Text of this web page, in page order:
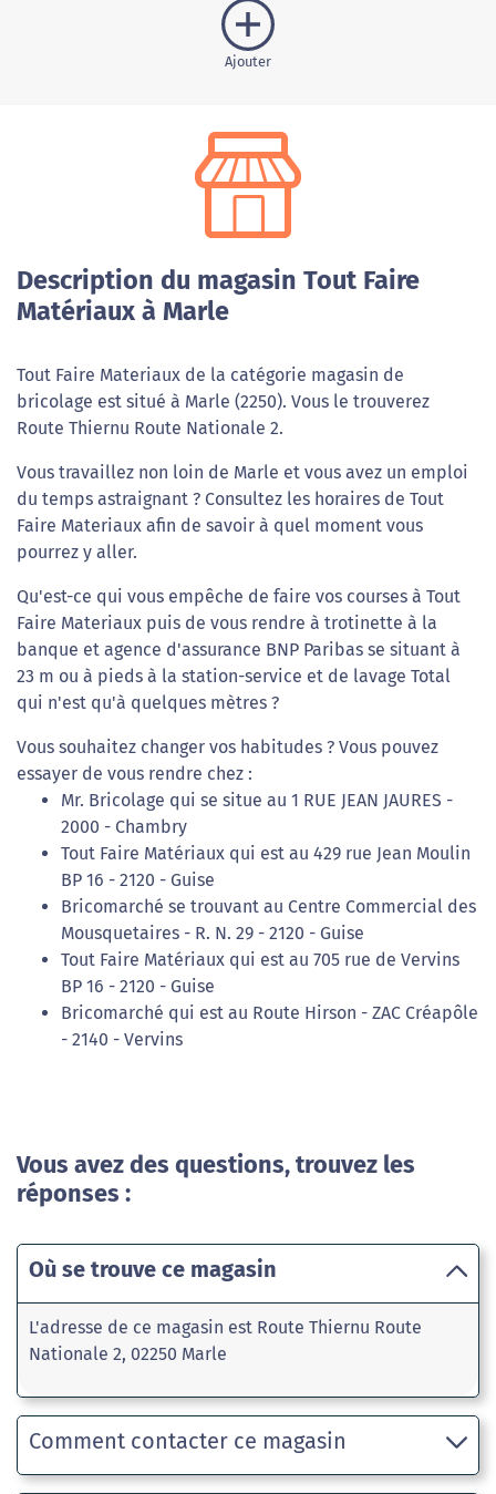
Ajouter
Description du magasin Tout Faire
Matériaux à Marle
Tout Faire Materiaux de la catégorie magasin de
bricolage est situé à Marle (2250). Vous le trouverez
Route Thiernu Route Nationale 2.
Vous travaillez non loin de Marle et vous avez un emploi
du temps astraignant ? Consultez les horaires de Tout
Faire Materiaux afin de savoir à quel moment vous
pourrez y aller.
Qu'est-ce qui vous empêche de faire vos courses à Tout
Faire Materiaux puis de vous rendre à trotinette à la
banque et agence d'assurance BNP Paribas se situant à
23 m ou à pieds à la station-service et de lavage Total
qui n'est qu'à quelques mètres ?
Vous souhaitez changer vos habitudes ? Vous pouvez
essayer de vous rendre chez :
Mr. Bricolage qui se situe au 1 RUE JEAN JAURES -
2000 - Chambry
Tout Faire Matériaux qui est au 429 rue Jean Moulin
BP 16 - 2120 - Guise
Bricomarché se trouvant au Centre Commercial des
Mousquetaires - R. N. 29 - 2120 - Guise
Tout Faire Matériaux qui est au 705 rue de Vervins
BP 16 - 2120 - Guise
Bricomarché qui est au Route Hirson - ZAC Créapôle
- 2140 - Vervins
Vous avez des questions, trouvez les
réponses :
Où se trouve ce magasin
L'adresse de ce magasin est Route Thiernu Route
Nationale 2, 02250 Marle
Comment contacter ce magasin